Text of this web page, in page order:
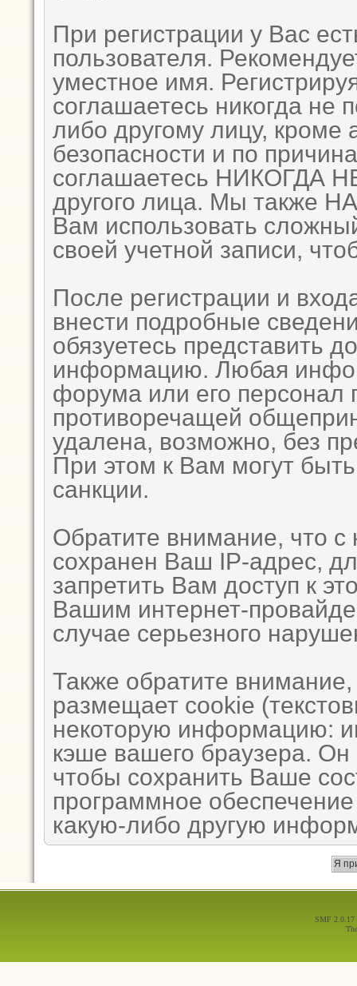
При регистрации у Вас
пользователя.
уместное имя.
соглашаетесь никогда не
либо другому лицу,
безопасности и по
соглашаетесь НИКОГДА
другого лица. Мы также
Вам использовать
своей учетной записи,
После регистрации и
внести подробные
обязуетесь представить
информацию. Любая
форума или его персонал
противоречащей
удалена, возможно, без
При этом к Вам могут
санкции.
Обратите внимание, что
сохранен Ваш IP-адрес,
запретить Вам доступ к
Вашим интернет-
случае серьезного
Также обратите
размещает cookie
некоторую информацию:
кэше вашего браузера.
чтобы сохранить Ваше
программное
какую-либо другую
SMF 2.0.17